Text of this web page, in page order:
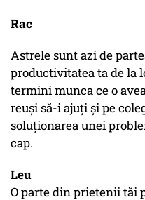
Rac
Astrele sunt azi de
productivitatea ta de la
termini munca ce o
reuși să-i ajuți și pe
soluționarea unei
cap.
Leu
O parte din prietenii tăi